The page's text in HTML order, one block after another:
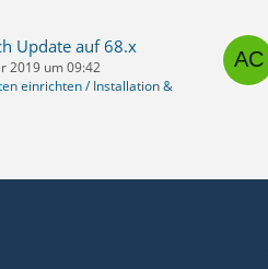
Update auf 68.x
2019 um 09:42
einrichten / Installation &